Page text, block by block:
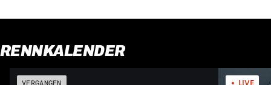
RENNKALENDER
VERGANGEN LIVE